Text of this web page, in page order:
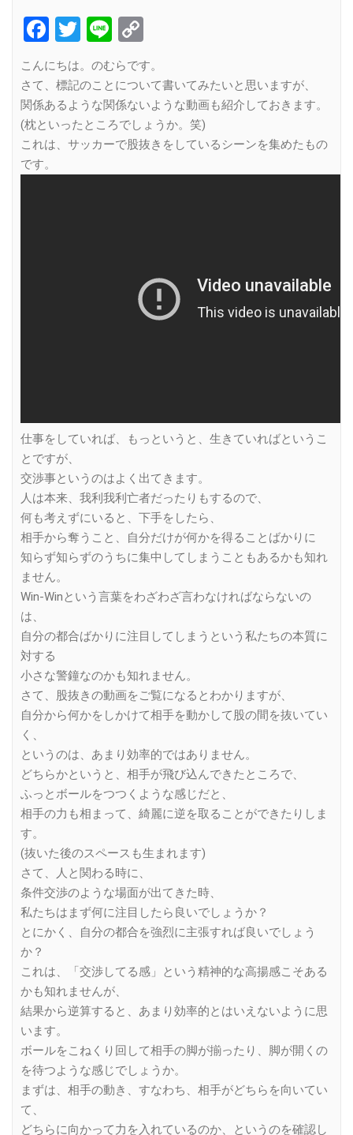
Facebook
Twitter
Line
Link
こんにちは。のむらです。
さて、標記のことについて書いてみたいと思いますが、
関係あるような関係ないような動画も紹介しておきます。
(枕といったところでしょうか。笑)
これは、サッカーで股抜きをしているシーンを集めたもの
です。
仕事をしていれば、もっというと、生きていればというこ
とですが、
交渉事というのはよく出てきます。
人は本来、我利我利亡者だったりもするので、
何も考えずにいると、下手をしたら、
相手から奪うこと、自分だけが何かを得ることばかりに
知らず知らずのうちに集中してしまうこともあるかも知れ
ません。
Win-Winという言葉をわざわざ言わなければならないの
は、
自分の都合ばかりに注目してしまうという私たちの本質に
対する
小さな警鐘なのかも知れません。
さて、股抜きの動画をご覧になるとわかりますが、
自分から何かをしかけて相手を動かして股の間を抜いてい
く、
というのは、あまり効率的ではありません。
どちらかというと、相手が飛び込んできたところで、
ふっとボールをつつくような感じだと、
相手の力も相まって、綺麗に逆を取ることができたりしま
す。
(抜いた後のスペースも生まれます)
さて、人と関わる時に、
条件交渉のような場面が出てきた時、
私たちはまず何に注目したら良いでしょうか？
とにかく、自分の都合を強烈に主張すれば良いでしょう
か？
これは、「交渉してる感」という精神的な高揚感こそある
かも知れませんが、
結果から逆算すると、あまり効率的とはいえないように思
います。
ボールをこねくり回して相手の脚が揃ったり、脚が開くの
を待つような感じでしょうか。
まずは、相手の動き、すなわち、相手がどちらを向いてい
て、
どちらに向かって力を入れているのか、というのを確認し